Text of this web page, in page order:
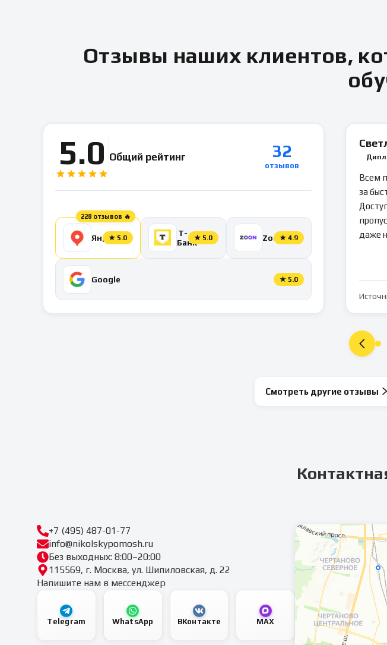
Отзывы наших клиентов,
5.0 Общий рейтинг 32
отзывов
228 отзывов 🔥
Яндекс
★ 5.0
Т-
Банк★ 5.0 Zoon★4.9
Google ★ 5.0
Всем
за
даже
Смотреть другие отзывы
+7 (495) 487-01-77
info@nikolskypomosh.ru
Без выходных: 8:00–20:00
115569, г. Москва, ул. Шипиловская, д. 22
Напишите нам в мессенджер
Telegram WhatsApp ВКонтакте MAX